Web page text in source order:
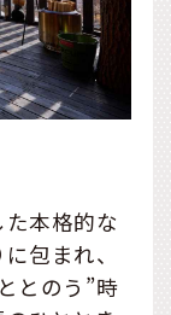
本格的な
包まれ、
とのう”時